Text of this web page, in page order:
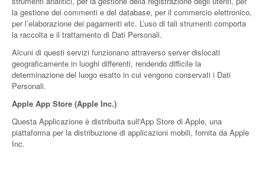
la gestione dei commenti e del database, per il commercio elettronico,
per l’elaborazione dei pagamenti etc. L’uso di tali strumenti comporta
la raccolta e il trattamento di Dati Personali.
Alcuni di questi servizi funzionano attraverso server dislocati
geograficamente in luoghi differenti, rendendo difficile la
determinazione del luogo esatto in cui vengono conservati i Dati
Personali.
Apple App Store (Apple Inc.)
Questa Applicazione è distribuita sull'App Store di Apple, una
piattaforma per la distribuzione di applicazioni mobili, fornita da Apple
Inc.